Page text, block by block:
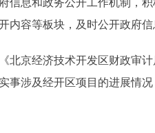
信息和政务公开工作机制，
容等板块，及时公开政府信
京经济技术开发区财政审
事涉及经开区项目的进展情